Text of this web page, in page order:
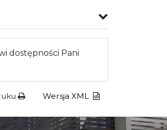
dostępności Pani
Wersja XML